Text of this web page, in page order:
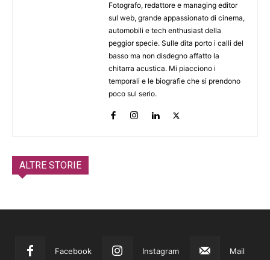
Fotografo, redattore e managing editor
sul web, grande appassionato di cinema,
automobili e tech enthusiast della
peggior specie. Sulle dita porto i calli del
basso ma non disdegno affatto la
chitarra acustica. Mi piacciono i
temporali e le biografie che si prendono
poco sul serio.
ALTRE STORIE
Facebook Instagram Mail